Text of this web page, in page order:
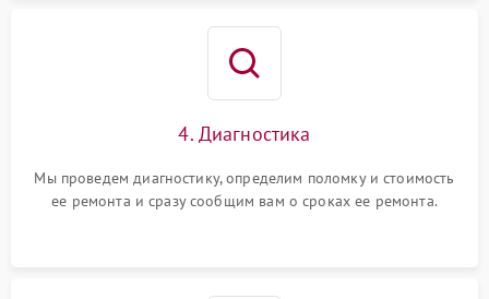
4. Диагностика
Мы проведем диагностику, определим поломку и стоимость
ее ремонта и сразу сообщим вам о сроках ее ремонта.